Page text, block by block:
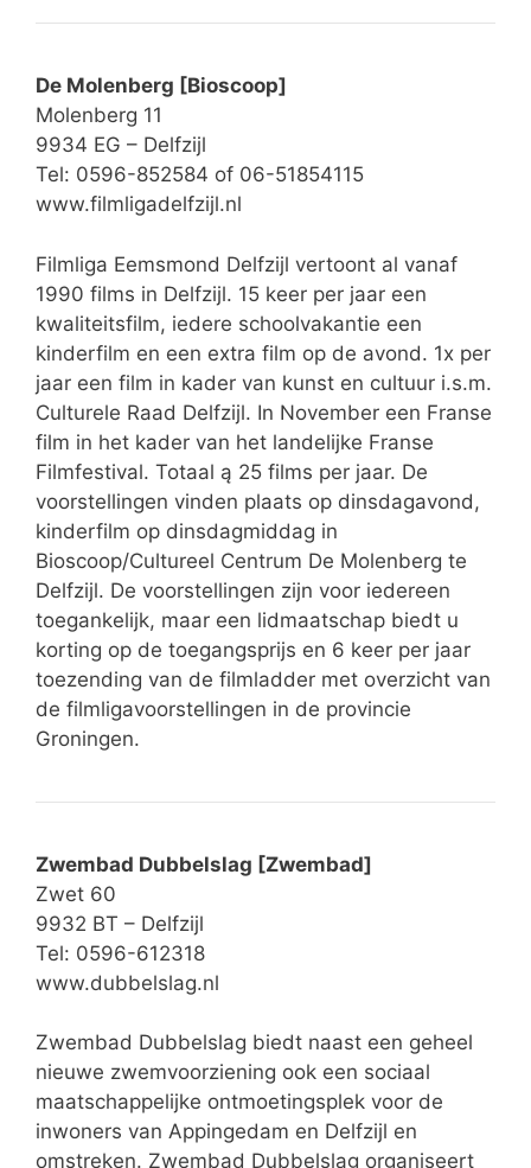
De Molenberg [Bioscoop]
Molenberg 11
9934 EG – Delfzijl
Tel: 0596-852584 of 06-51854115
www.filmligadelfzijl.nl
Filmliga Eemsmond Delfzijl vertoont al vanaf
1990 films in Delfzijl. 15 keer per jaar een
kwaliteitsfilm, iedere schoolvakantie een
kinderfilm en een extra film op de avond. 1x per
jaar een film in kader van kunst en cultuur i.s.m.
Culturele Raad Delfzijl. In November een Franse
film in het kader van het landelijke Franse
Filmfestival. Totaal ą 25 films per jaar. De
voorstellingen vinden plaats op dinsdagavond,
kinderfilm op dinsdagmiddag in
Bioscoop/Cultureel Centrum De Molenberg te
Delfzijl. De voorstellingen zijn voor iedereen
toegankelijk, maar een lidmaatschap biedt u
korting op de toegangsprijs en 6 keer per jaar
toezending van de filmladder met overzicht van
de filmligavoorstellingen in de provincie
Groningen.
Zwembad Dubbelslag [Zwembad]
Zwet 60
9932 BT – Delfzijl
Tel: 0596-612318
www.dubbelslag.nl
Zwembad Dubbelslag biedt naast een geheel
nieuwe zwemvoorziening ook een sociaal
maatschappelijke ontmoetingsplek voor de
inwoners van Appingedam en Delfzijl en
omstreken. Zwembad Dubbelslag organiseert